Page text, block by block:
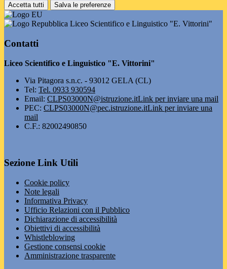
Accetta tutti Salva le preferenze
Liceo Scientifico e Linguistico "E. Vittorini"
Contatti
Liceo Scientifico e Linguistico "E. Vittorini"
Via Pitagora s.n.c. - 93012 GELA (CL)
Tel: Tel. 0933 930594
Email: CLPS03000N@istruzione.itLink per inviare una mail
PEC: CLPS03000N@pec.istruzione.itLink per inviare una
mail
C.F.: 82002490850
Sezione Link Utili
Cookie policy
Note legali
Informativa Privacy
Ufficio Relazioni con il Pubblico
Dichiarazione di accessibilità
Obiettivi di accessibilità
Whistleblowing
Gestione consensi cookie
Amministrazione trasparente